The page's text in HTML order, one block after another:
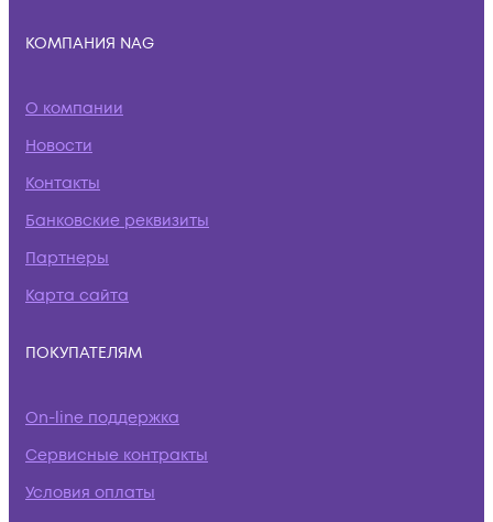
КОМПАНИЯ NAG
О компании
Новости
Контакты
Банковские реквизиты
Партнеры
Карта сайта
ПОКУПАТЕЛЯМ
On-line поддержка
Сервисные контракты
Условия оплаты